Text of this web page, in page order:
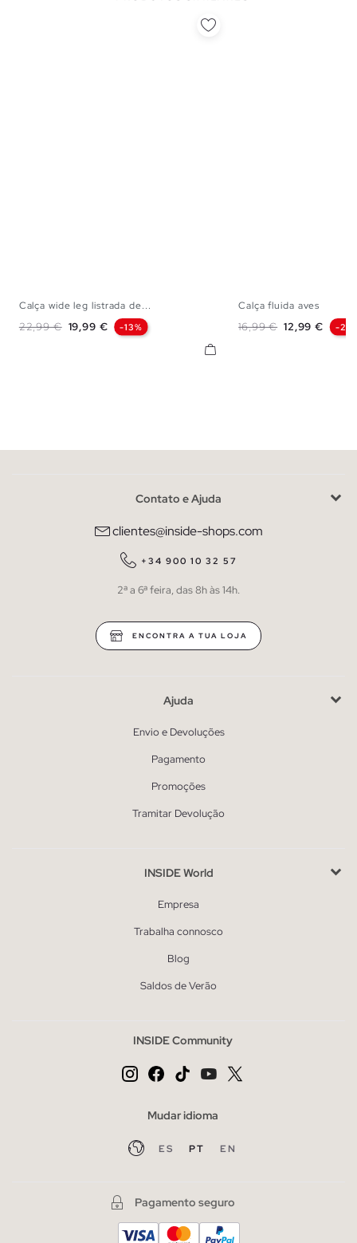
Calça wide leg listrada de...
Preço normal
22,99 € Preço
19,99 € -13%
Calça fluida aves
Preço normal
16,99 € Preço
12,99 € -
Contato e Ajuda
clientes@inside-shops.com
+34 900 10 32 57
2ª a 6ª feira, das 8h às 14h.
ENCONTRA A TUA LOJA
Ajuda
Envio e Devoluções
Pagamento
Promoções
Tramitar Devolução
INSIDE World
Empresa
Trabalha connosco
Blog
Saldos de Verão
INSIDE Community
Mudar idioma
ES PT EN
Pagamento seguro